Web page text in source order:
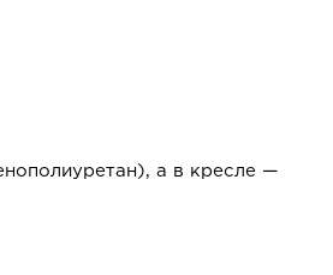
а в кресле —